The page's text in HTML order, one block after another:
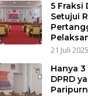
5 Fraksi
Setujui
21 Juli 2025
Hanya
DPRD